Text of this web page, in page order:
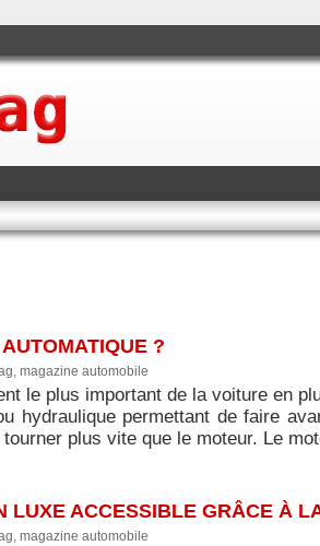
?
magazine automobile
le plus important de la voiture en
hydraulique permettant de faire
plus vite que le moteur. Le
LUXE ACCESSIBLE GRÂCE À
magazine automobile